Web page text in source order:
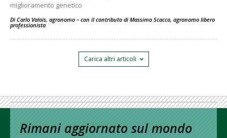
miglioramento genetico
Di Carlo Valois, agronomo – con il contributo di Massimo Scacco, agronomo libero
professionista -
Carica altri articoli
Rimani aggiornato sul mondo